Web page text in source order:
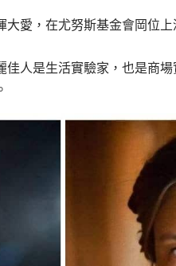
愛，在尤努斯基金會岡位
人是生活實驗家，也是商